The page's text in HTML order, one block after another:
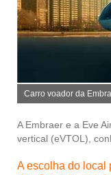
Carro voador da
A Embraer e a Eve
vertical (eVTOL),
A escolha do local